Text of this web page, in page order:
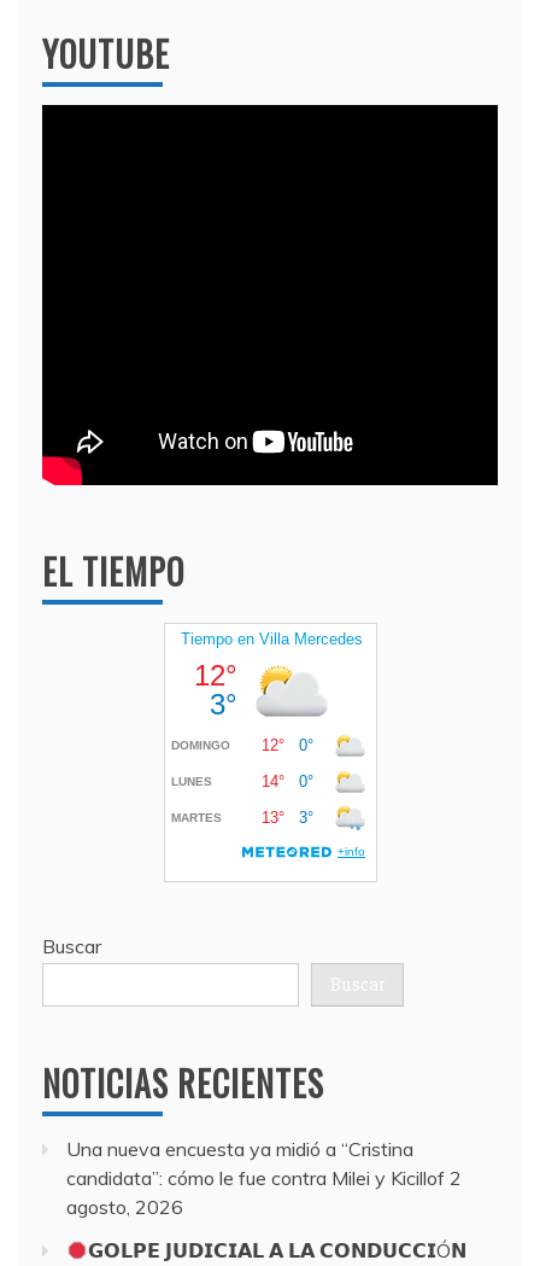
YOUTUBE
EL TIEMPO
Buscar
Buscar
NOTICIAS RECIENTES
Una nueva encuesta ya midió a “Cristina
candidata”: cómo le fue contra Milei y Kicillof 2
agosto, 2026
𝗚𝗢𝗟𝗣𝗘 𝗝𝗨𝗗𝗜𝗖𝗜𝗔𝗟 𝗔 𝗟𝗔 𝗖𝗢𝗡𝗗𝗨𝗖𝗖𝗜Ó𝗡